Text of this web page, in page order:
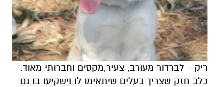
ריק - לברדור מעורב, צעיר,מקסים וחברותי מאוד.
כלב חזק שצריך בעלים שיתאימו לו וישקיעו בו גם